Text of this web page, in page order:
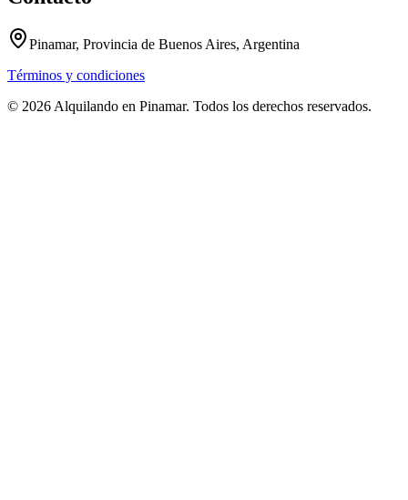
Pinamar, Provincia de Buenos Aires, Argentina
Términos y condiciones
© 2026 Alquilando en Pinamar. Todos los derechos reservados.